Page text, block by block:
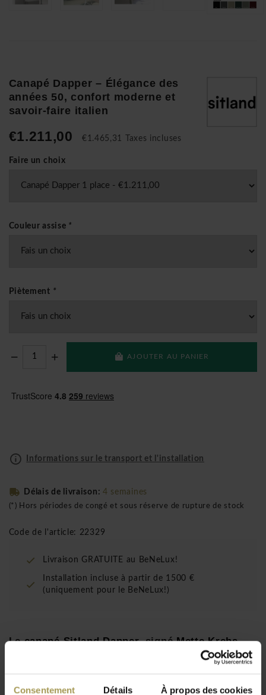
Consentement Détails À propos des cookies
Canapé Dapper – Élégance des
années 50, confort moderne et
savoir-faire italien
€1.211,00 €1.465,31 Taxes incluses
Faire un choix
Couleur assise *
Piètement *
AJOUTER AU PANIER
Informations sur le transport et l'installation
Délais de livraison: 4 semaines
(*) Hors périodes de congé et sous réserve de rupture de stock
Code de l'article: 22329
Livraison GRATUITE au BeNeLux!
Installation incluse à partir de 1500 €
(uniquement pour le BeNeLux!)
Lecanapé Sitland Dapper, signéMette Krebs
, réunit l’élégance intemporelle des
du design